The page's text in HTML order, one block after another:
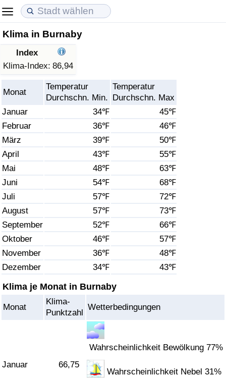
Klima in Burnaby
Index
Klima-Index: 86,94
Monat
Temperatur
Durchschn. Min.
Temperatur
Durchschn. Max
Januar
34℉
45℉
Februar
36℉
46℉
März
39℉
50℉
April
43℉
55℉
Mai
48℉
63℉
Juni
54℉
68℉
Juli
57℉
72℉
August
57℉
73℉
September
52℉
66℉
Oktober
46℉
57℉
November
36℉
48℉
Dezember
34℉ 43℉
Klima je Monat in Burnaby
Monat
Klima-
Punktzahl
Wetterbedingungen
Januar 66,75
Wahrscheinlichkeit Bewölkung 77%
Wahrscheinlichkeit Nebel 31%
Lebenshaltungskosten
Lebenshaltungskosten-Index (aktuell)
Lebenshaltungskosten-Index
Lebenshaltungskosten-Index nach Land
in Akaba
Immobilienpreise
Immobilienpreis-Index (aktuell)
Immobilienpreis-Index
Immobilienpreis-Index nach Land
Lebensqualität
Lebensqualität-Index
Lebensqualität-Index (aktuell)
Lebensqualitätsindex nach Land
Kriminalität
Kriminalitäts-Index (aktuell)
Kriminalitäts-Index
Kriminalitätsindex nach Land
Gesundheitsversorgung
Gesundheitsversorgungs-Index (aktuell)
Gesundheitsversorgungs-Index nach Land
Umweltverschmutzung
Umweltverschmutzungs-Index (aktuell)